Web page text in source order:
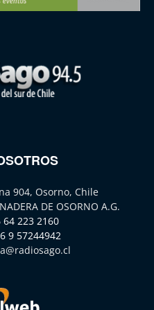
904, Osorno, Chile
DE OSORNO A.G.
64 223 2160
9 57244942